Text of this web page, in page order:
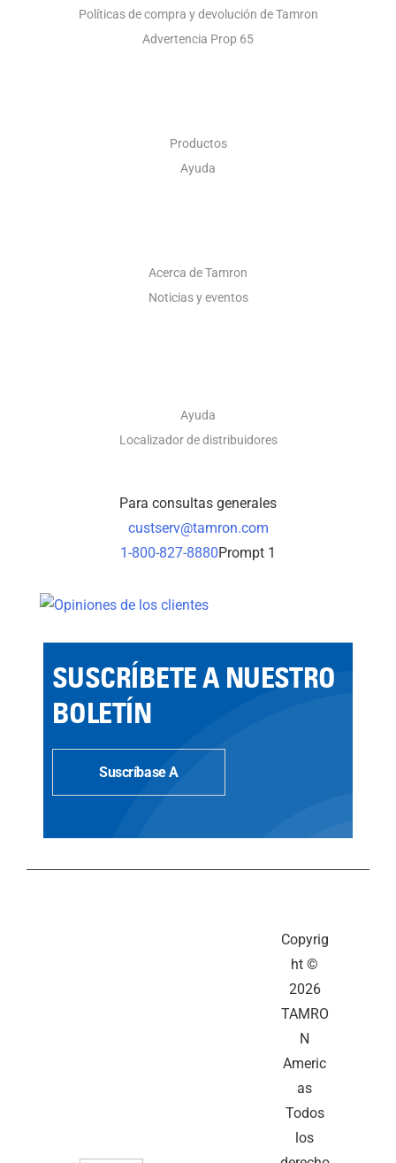
Políticas de compra y devolución de Tamron
Advertencia Prop 65
Productos
Ayuda
Acerca de Tamron
Noticias y eventos
Ayuda
Localizador de distribuidores
Para consultas generales
custserv@tamron.com
1-800-827-8880Prompt 1
SUSCRÍBETE A NUESTRO
BOLETÍN
Suscríbase A
Copyrig
ht ©
2026
TAMRO
N
Americ
as
Todos
los